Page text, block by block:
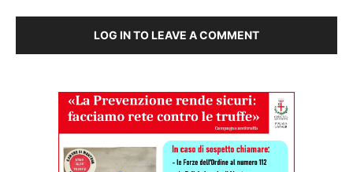
LOG IN TO LEAVE A COMMENT